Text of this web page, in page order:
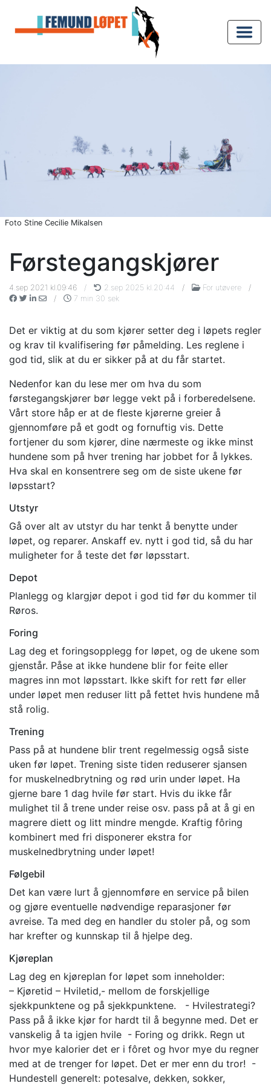
Foto Stine Cecilie Mikalsen
Førstegangskjører
4.sep 2021 kl.09:46 / 2.sep 2025 kl.20:44 / For utøvere
/
/
7 min 30 sek
Det er viktig at du som kjører setter deg i løpets regler
og krav til kvalifisering før påmelding. Les reglene i
god tid, slik at du er sikker på at du får startet.
Nedenfor kan du lese mer om hva du som
førstegangskjører bør legge vekt på i forberedelsene.
Vårt store håp er at de fleste kjørerne greier å
gjennomføre på et godt og fornuftig vis. Dette
fortjener du som kjører, dine nærmeste og ikke minst
hundene som på hver trening har jobbet for å lykkes.
Hva skal en konsentrere seg om de siste ukene før
løpsstart?
Utstyr
Gå over alt av utstyr du har tenkt å benytte under
løpet, og reparer. Anskaff ev. nytt i god tid, så du har
muligheter for å teste det før løpsstart.
Depot
Planlegg og klargjør depot i god tid før du kommer til
Røros.
Foring
Lag deg et foringsopplegg for løpet, og de ukene som
gjenstår. Påse at ikke hundene blir for feite eller
magres inn mot løpsstart. Ikke skift for rett før eller
under løpet men reduser litt på fettet hvis hundene må
stå rolig.
Trening
Pass på at hundene blir trent regelmessig også siste
uken før løpet. Trening siste tiden reduserer sjansen
for muskelnedbrytning og rød urin under løpet. Ha
gjerne bare 1 dag hvile før start. Hvis du ikke får
mulighet til å trene under reise osv. pass på at å gi en
magrere diett og litt mindre mengde. Kraftig fôring
kombinert med fri disponerer ekstra for
muskelnedbrytning under løpet!
Følgebil
Det kan være lurt å gjennomføre en service på bilen
og gjøre eventuelle nødvendige reparasjoner før
avreise. Ta med deg en handler du stoler på, og som
har krefter og kunnskap til å hjelpe deg.
Kjøreplan
Lag deg en kjøreplan for løpet som inneholder:
– Kjøretid – Hviletid,- mellom de forskjellige
sjekkpunktene og på sjekkpunktene. - Hvilestrategi?
Pass på å ikke kjør for hardt til å begynne med. Det er
vanskelig å ta igjen hvile - Foring og drikk. Regn ut
hvor mye kalorier det er i fôret og hvor mye du regner
med at de trenger for løpet. Det er mer enn du tror! -
Hundestell generelt: potesalve, dekken, sokker,